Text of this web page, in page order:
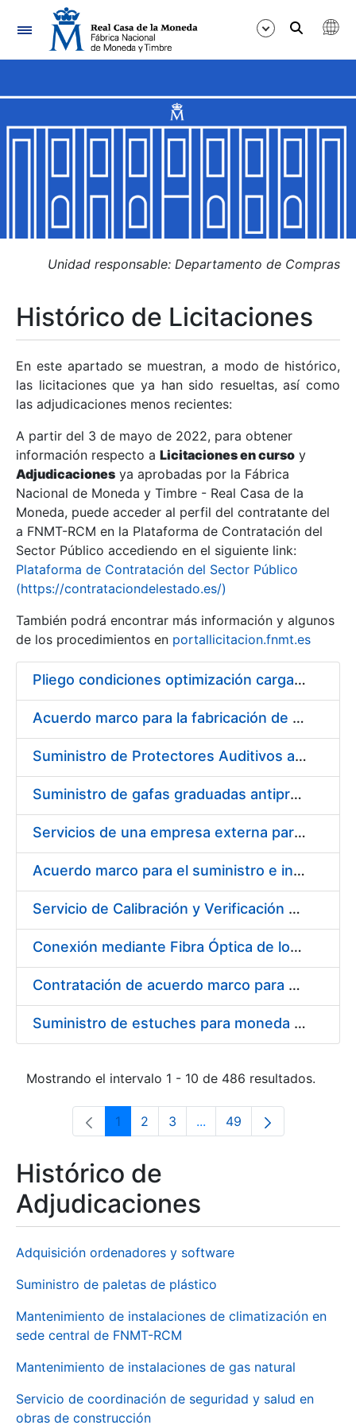
Navegación
Mostrar/Ocultar
Mostrar/Ocultar
Mostrar/Ocultar
Mostrar/Ocultar
Mostrar/Ocultar
Mostrar/Ocultar
Unidad responsable: Departamento de Compras
Histórico de Licitaciones
En este apartado se muestran, a modo de histórico,
las licitaciones que ya han sido resueltas, así como
las adjudicaciones menos recientes:
A partir del 3 de mayo de 2022, para obtener
información respecto a Licitaciones en curso y
Adjudicaciones ya aprobadas por la Fábrica
Nacional de Moneda y Timbre - Real Casa de la
Moneda, puede acceder al perfil del contratante del
a FNMT-RCM en la Plataforma de Contratación del
Sector Público accediendo en el siguiente link:
Plataforma de Contratación del Sector Público
(https://contrataciondelestado.es/)
También podrá encontrar más información y algunos
de los procedimientos en portallicitacion.fnmt.es
Pliego condiciones optimización cargas compras firmado
Acuerdo marco para la fabricación de piezas
Suministro de Protectores Auditivos a medida para las personas trabajadoras de los Centros de Trabajo de Madrid y Burgos
Suministro de gafas graduadas antiproyecciones para los trabajadores de la FNMT-RCM en los centros de trabajo de Madrid y Burgos
Servicios de una empresa externa para el asesoramiento y resolución de los recursos de alzada que se presentan relacionados con procesos de selección para la FNMT-RCM
Acuerdo marco para el suministro e instalación de persianas, estores y otros complementos
Servicio de Calibración y Verificación Externa de los Equipos de Medición del Servicio de Prevención de la FNMT-RCM
Conexión mediante Fibra Óptica de los Centros de Proceso de Datos (CPDs) de las sedes de la FNMT-RCM de Burgos y Madrid
Contratación de acuerdo marco para el Suministro de Material de Electricidad para la Fábrica Nacional de Moneda y Timbre-Real Casa de la Moneda en su centro de trabajo de Burgos
Suministro de estuches para moneda de 30 €
Mostrando el intervalo 1 - 10 de 486 resultados.
Página
1 Página
2 Página
3 ...Páginas intermedias Use
Página
49
Histórico de
Adjudicaciones
Adquisición ordenadores y software
Suministro de paletas de plástico
Mantenimiento de instalaciones de climatización en
sede central de FNMT-RCM
Mantenimiento de instalaciones de gas natural
Servicio de coordinación de seguridad y salud en
obras de construcción